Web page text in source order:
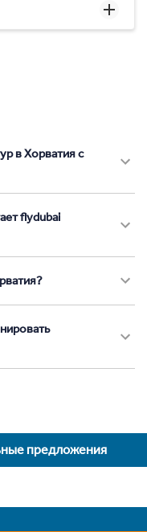
в Хорватия с
flydubai
предложения